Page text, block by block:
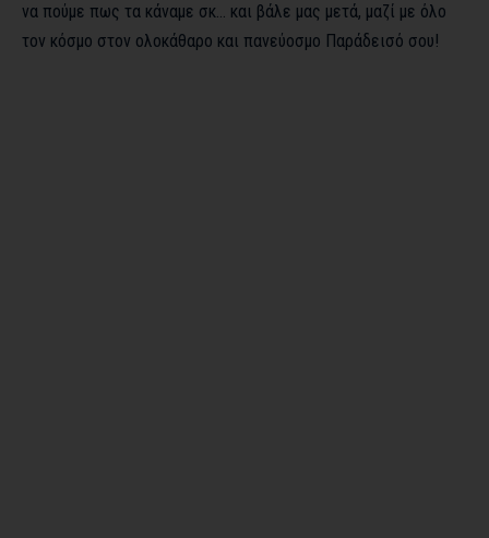
να πούμε πως τα κάναμε σκ… και βάλε μας μετά, μαζί με όλο
τον κόσμο στον ολοκάθαρο και πανεύοσμο Παράδεισό σου!